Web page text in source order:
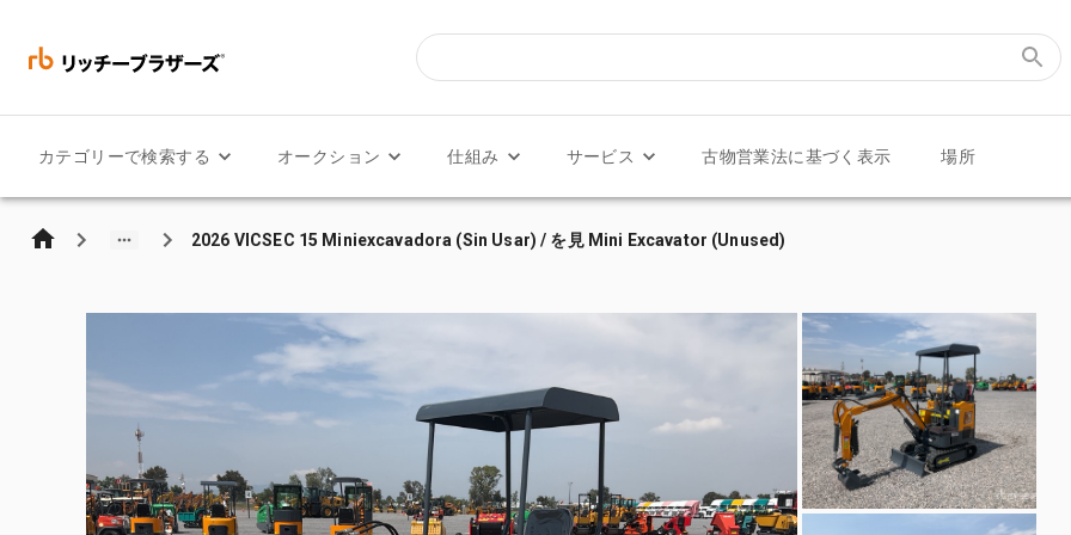
カテゴリーで検索する オークション 仕組み サービス 古物営業法に基づく表示 場所
2026 VICSEC 15 Miniexcavadora (Sin Usar) / を見 Mini Excavator (Unused)